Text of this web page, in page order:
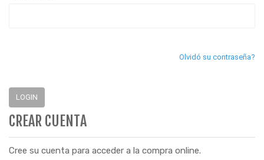
Olvidó su contraseña?
LOGIN
CREAR CUENTA
Cree su cuenta para acceder a la compra online.